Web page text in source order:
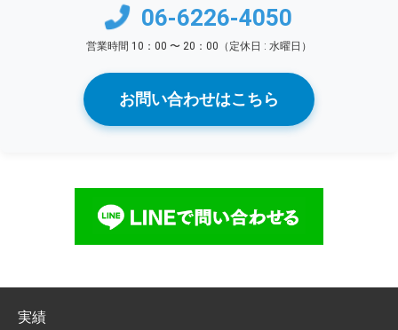
06-6226-4050
営業時間 10：00 〜 20：00（定休日 : 水曜日）
お問い合わせはこちら
実績